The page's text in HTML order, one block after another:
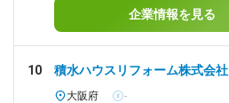
企業情報を見る
10 積水ハウスリフォーム株式会社
大阪府 -